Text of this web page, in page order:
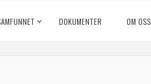
DOKUMENTER OM OSS